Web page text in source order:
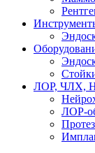
ЛОР, ЧЛХ,
ЛОР-